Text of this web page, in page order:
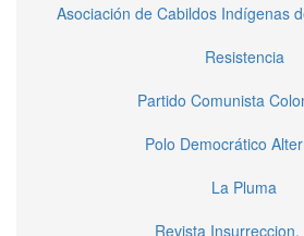
Asociación de Cabildos Indígenas
Resistencia
Partido Comunista
Polo Democrático
La Pluma
Revista Insurreccion.